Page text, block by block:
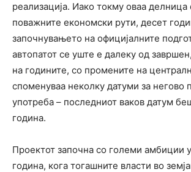
реализација. Иако токму оваа делница
поважните економски рути, десет
започнувањето на официјалните
автопатот се уште е далеку од
на годините, со промените на
споменуваа неколку датуми за негово
употреба – последниот ваков датум
година.
Проектот започна со големи амбиции
година, кога тогашните власти во